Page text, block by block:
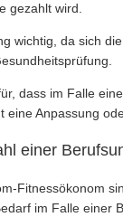
gezahlt wird.
wichtig, da sich
dass im Falle
eine Anpassung
einer
Fitnessökonom
im Falle einer